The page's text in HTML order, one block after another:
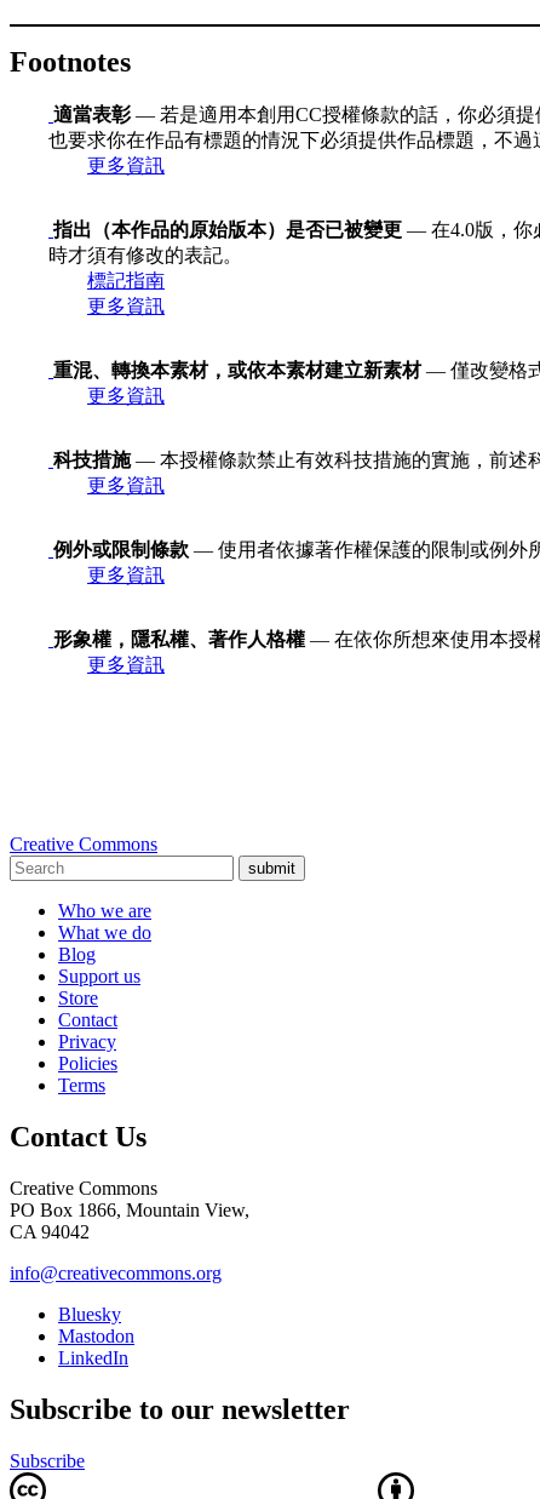
Footnotes
適當表彰— 若是適用本創用CC授權條款的話，你必須提
也要求你在作品有標題的情況下必須提供作品標題，不
更多資訊
指出（本作品的原始版本）是否已被變更 — 在4.0版，你
時才須有修改的表記。
標記指南
更多資訊
重混、轉換本素材，或依本素材建立新素材— 僅改變格
更多資訊
科技措施— 本授權條款禁止有效科技措施的實施，前述
更多資訊
例外或限制條款 — 使用者依據著作權保護的限制或例外
更多資訊
形象權，隱私權、著作人格權 — 在依你所想來使用本授
更多資訊
Creative Commons
submit
Who we are
What we do
Blog
Support us
Store
Contact
Privacy
Policies
Terms
Contact Us
Creative Commons
PO Box 1866, Mountain View,
CA 94042
info@creativecommons.org
Bluesky
Mastodon
LinkedIn
Subscribe to our newsletter
Subscribe